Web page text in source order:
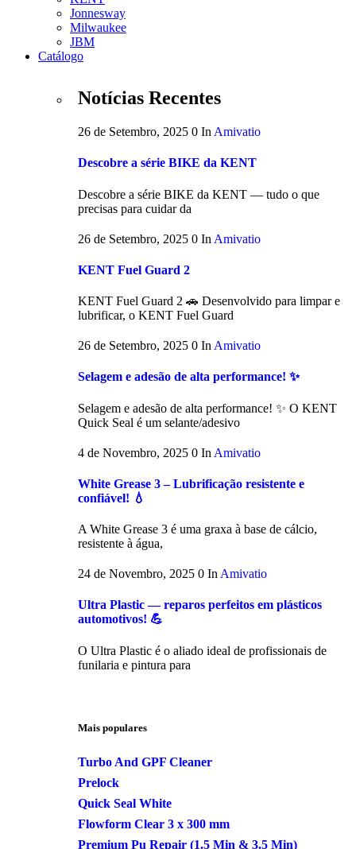
Jonnesway
Milwaukee
JBM
Catálogo
Notícias Recentes
26 de Setembro, 2025 0 In Amivatio
Descobre a série BIKE da KENT
Descobre a série BIKE da KENT — tudo o que
precisas para cuidar da
26 de Setembro, 2025 0 In Amivatio
KENT Fuel Guard 2
KENT Fuel Guard 2 🚗 Desenvolvido para limpar e
lubrificar, o KENT Fuel Guard
26 de Setembro, 2025 0 In Amivatio
Selagem e adesão de alta performance! ✨
Selagem e adesão de alta performance! ✨ O KENT
Quick Seal é um selante/adesivo
4 de Novembro, 2025 0 In Amivatio
White Grease 3 – Lubrificação resistente e
confiável! 💧
A White Grease 3 é uma graxa à base de cálcio,
resistente à água,
24 de Novembro, 2025 0 In Amivatio
Ultra Plastic — reparos perfeitos em plásticos
automotivos! 💪
O Ultra Plastic é o aliado ideal de profissionais de
funilaria e pintura para
Mais populares
Turbo And GPF Cleaner
Prelock
Quick Seal White
Flowform Clear 3 x 300 mm
Premium Pu Repair (1.5 Min & 3.5 Min)